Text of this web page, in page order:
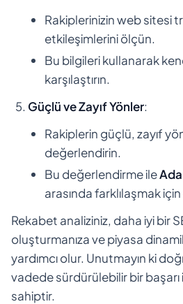
Rakiplerinizin web sitesi
etkileşimlerini ölçün.
Bu bilgileri kullanarak
karşılaştırın.
Güçlü ve Zayıf Yönler:
Rakiplerin güçlü, zayıf
değerlendirin.
Bu değerlendirme ile
arasında farklılaşmak
Rekabet analiziniz, daha iyi bir
oluşturmanıza ve piyasa
yardımcı olur. Unutmayın ki
vadede sürdürülebilir bir
sahiptir.